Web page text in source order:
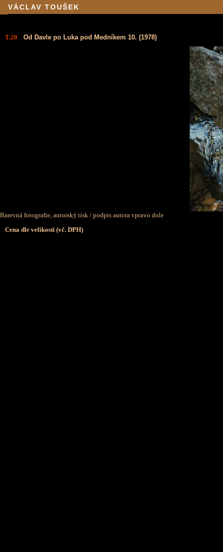
VÁCLAV TOUŠEK
T.20 Od Davle po Luka pod Medníkem 10. (1978)
Barevná fotografie, autorský tisk / podpis autora vpravo dole
Cena dle velikosti (vč. DPH)